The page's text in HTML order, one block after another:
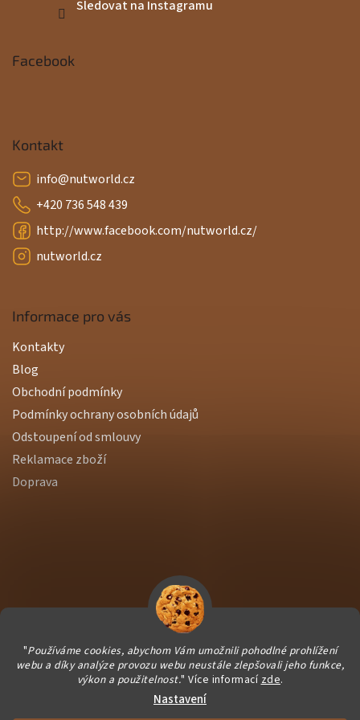
"Používáme cookies, abychom Vám umožnili pohodlné prohlížení
webu a díky analýze provozu webu neustále zlepšovali jeho funkce,
výkon a použitelnost." Více informací zde.
Nastavení
Sledovat na Instagramu
Facebook
Kontakt
info@nutworld.cz
+420 736 548 439
http://www.facebook.com/nutworld.cz/
nutworld.cz
Informace pro vás
Kontakty
Blog
Obchodní podmínky
Podmínky ochrany osobních údajů
Odstoupení od smlouvy
Reklamace zboží
Doprava
Vytvořil Shoptet Premium